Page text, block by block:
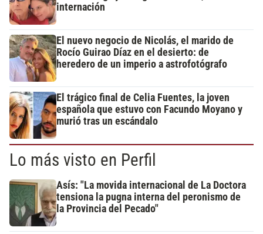
internación
El nuevo negocio de Nicolás, el marido de
Rocío Guirao Díaz en el desierto: de
heredero de un imperio a astrofotógrafo
El trágico final de Celia Fuentes, la joven
española que estuvo con Facundo Moyano y
murió tras un escándalo
Lo más visto en Perfil
Asís: "La movida internacional de La Doctora
tensiona la pugna interna del peronismo de
la Provincia del Pecado"